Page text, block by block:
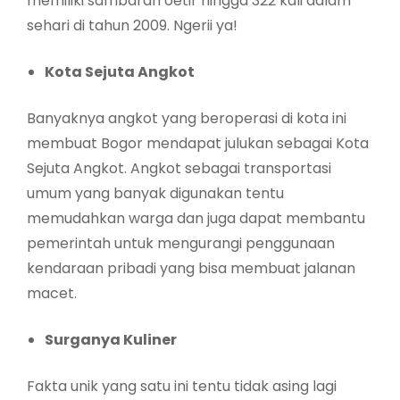
sehari di tahun 2009. Ngerii ya!
Kota Sejuta Angkot
Banyaknya angkot yang beroperasi di kota ini
membuat Bogor mendapat julukan sebagai Kota
Sejuta Angkot. Angkot sebagai transportasi
umum yang banyak digunakan tentu
memudahkan warga dan juga dapat membantu
pemerintah untuk mengurangi penggunaan
kendaraan pribadi yang bisa membuat jalanan
macet.
Surganya Kuliner
Fakta unik yang satu ini tentu tidak asing lagi